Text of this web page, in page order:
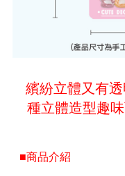
繽紛立體又有
種立體造型趣
■商品介紹